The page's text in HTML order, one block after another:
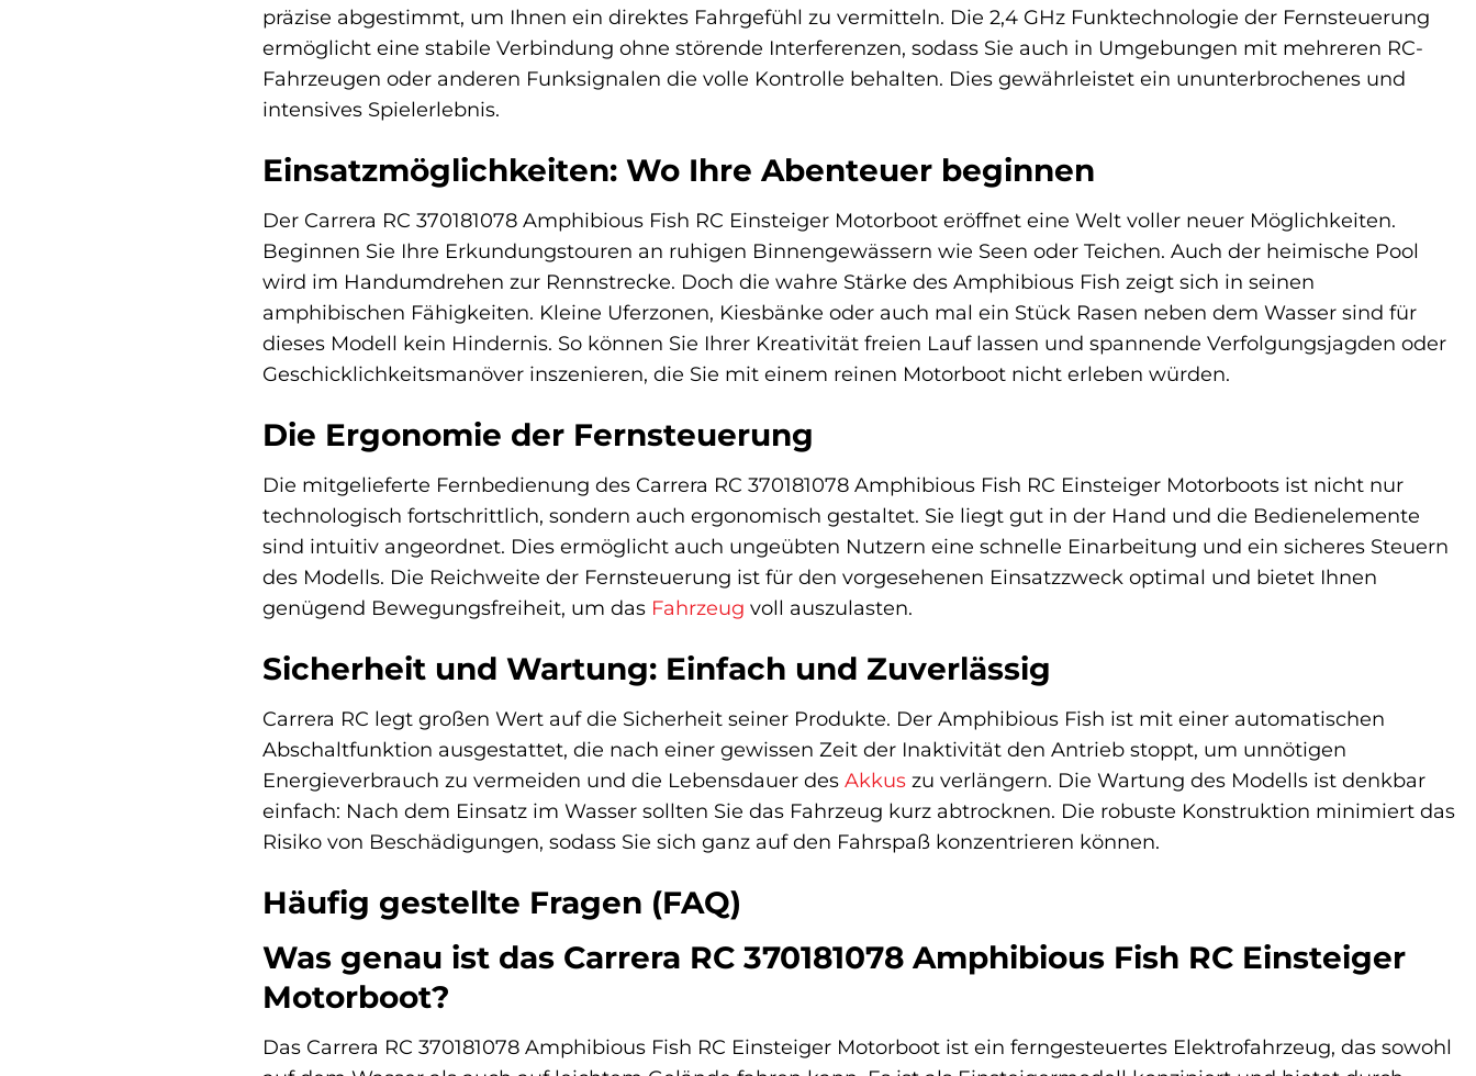
präzise abgestimmt, um Ihnen ein direktes Fahrgefühl zu vermitteln. Die 2,4 GHz Funktechnologie der Fernsteuerung
ermöglicht eine stabile Verbindung ohne störende Interferenzen, sodass Sie auch in Umgebungen mit mehreren RC-
Fahrzeugen oder anderen Funksignalen die volle Kontrolle behalten. Dies gewährleistet ein ununterbrochenes und
intensives Spielerlebnis.
Einsatzmöglichkeiten: Wo Ihre Abenteuer beginnen
Der Carrera RC 370181078 Amphibious Fish RC Einsteiger Motorboot eröffnet eine Welt voller neuer Möglichkeiten.
Beginnen Sie Ihre Erkundungstouren an ruhigen Binnengewässern wie Seen oder Teichen. Auch der heimische Pool
wird im Handumdrehen zur Rennstrecke. Doch die wahre Stärke des Amphibious Fish zeigt sich in seinen
amphibischen Fähigkeiten. Kleine Uferzonen, Kiesbänke oder auch mal ein Stück Rasen neben dem Wasser sind für
dieses Modell kein Hindernis. So können Sie Ihrer Kreativität freien Lauf lassen und spannende Verfolgungsjagden oder
Geschicklichkeitsmanöver inszenieren, die Sie mit einem reinen Motorboot nicht erleben würden.
Die Ergonomie der Fernsteuerung
Die mitgelieferte Fernbedienung des Carrera RC 370181078 Amphibious Fish RC Einsteiger Motorboots ist nicht nur
technologisch fortschrittlich, sondern auch ergonomisch gestaltet. Sie liegt gut in der Hand und die Bedienelemente
sind intuitiv angeordnet. Dies ermöglicht auch ungeübten Nutzern eine schnelle Einarbeitung und ein sicheres Steuern
des Modells. Die Reichweite der Fernsteuerung ist für den vorgesehenen Einsatzzweck optimal und bietet Ihnen
genügend Bewegungsfreiheit, um das Fahrzeug voll auszulasten.
Sicherheit und Wartung: Einfach und Zuverlässig
Carrera RC legt großen Wert auf die Sicherheit seiner Produkte. Der Amphibious Fish ist mit einer automatischen
Abschaltfunktion ausgestattet, die nach einer gewissen Zeit der Inaktivität den Antrieb stoppt, um unnötigen
Energieverbrauch zu vermeiden und die Lebensdauer des Akkus zu verlängern. Die Wartung des Modells ist denkbar
einfach: Nach dem Einsatz im Wasser sollten Sie das Fahrzeug kurz abtrocknen. Die robuste Konstruktion minimiert das
Risiko von Beschädigungen, sodass Sie sich ganz auf den Fahrspaß konzentrieren können.
Häufig gestellte Fragen (FAQ)
Was genau ist das Carrera RC 370181078 Amphibious Fish RC Einsteiger
Motorboot?
Das Carrera RC 370181078 Amphibious Fish RC Einsteiger Motorboot ist ein ferngesteuertes Elektrofahrzeug, das sowohl